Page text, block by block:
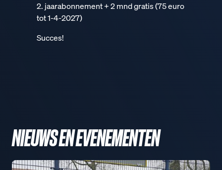
2. jaarabonnement + 2 mnd gratis (75 euro
tot 1-4-2027)
Succes!
NIEUWS EN EVENEMENTEN